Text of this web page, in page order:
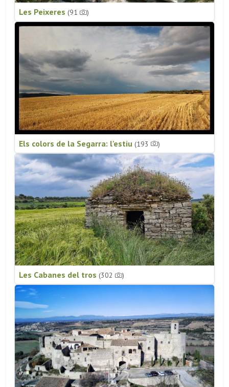
Les Peixeres (91 )
Els colors de la Segarra: l'estiu (193 )
Les Cabanes del tros (302 )